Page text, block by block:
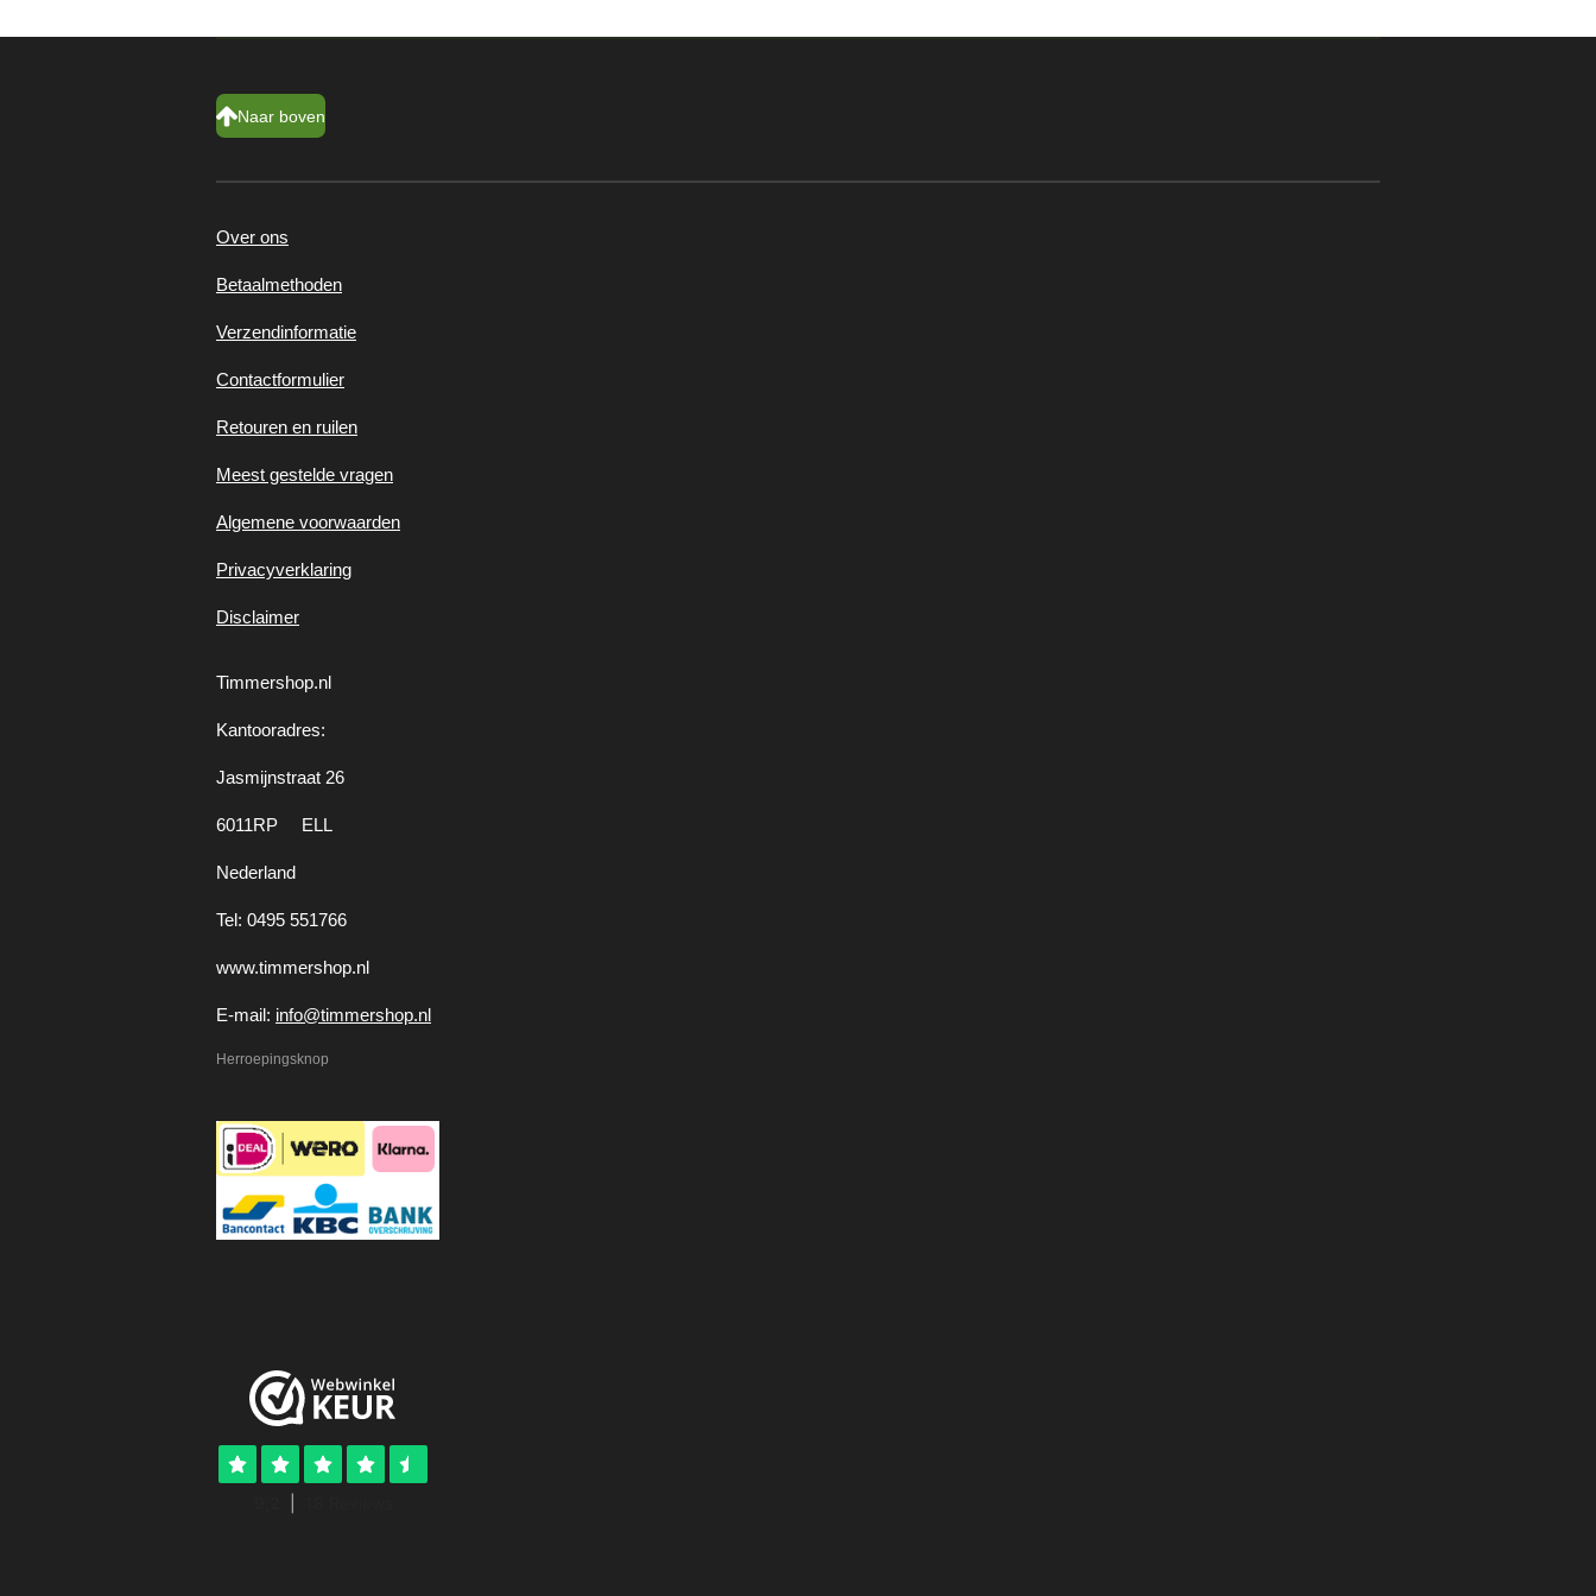
Naar boven
Over ons
Betaalmethoden
Verzendinformatie
Contactformulier
Retouren en ruilen
Meest gestelde vragen
Algemene voorwaarden
Privacyverklaring
Disclaimer
Timmershop.nl
Kantooradres:
Jasmijnstraat 26
6011RP ELL
Nederland
Tel: 0495 551766
www.timmershop.nl
E-mail: info@timmershop.nl
Herroepingsknop